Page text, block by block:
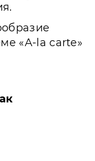
«А-la carte»